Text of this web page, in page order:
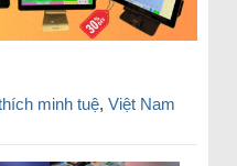
minh tuệ, Việt Nam